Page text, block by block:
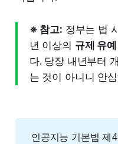
※ 참고: 정부는 법
년 이상의 규제 유
다. 당장 내년부터
는 것이 아니니 안
인공지능 기본법 제